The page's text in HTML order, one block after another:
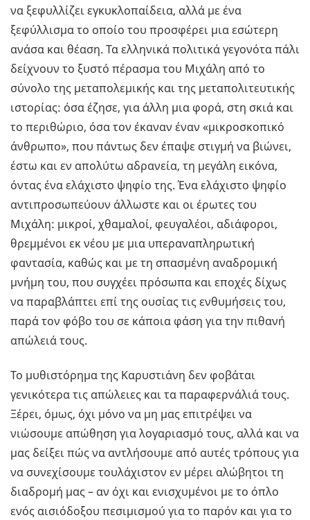
να ξεφυλλίζει εγκυκλοπαίδεια, αλλά με ένα
ξεφύλλισμα το οποίο του προσφέρει μια εσώτερη
ανάσα και θέαση. Τα ελληνικά πολιτικά γεγονότα πάλι
δείχνουν το ξυστό πέρασμα του Μιχάλη από το
σύνολο της μεταπολεμικής και της μεταπολιτευτικής
ιστορίας: όσα έζησε, για άλλη μια φορά, στη σκιά και
το περιθώριο, όσα τον έκαναν έναν «μικροσκοπικό
άνθρωπο», που πάντως δεν έπαψε στιγμή να βιώνει,
έστω και εν απολύτω αδρανεία, τη μεγάλη εικόνα,
όντας ένα ελάχιστο ψηφίο της. Ένα ελάχιστο ψηφίο
αντιπροσωπεύουν άλλωστε και οι έρωτες του
Μιχάλη: μικροί, χθαμαλοί, φευγαλέοι, αδιάφοροι,
θρεμμένοι εκ νέου με μια υπεραναπληρωτική
φαντασία, καθώς και με τη σπασμένη αναδρομική
μνήμη του, που συγχέει πρόσωπα και εποχές δίχως
να παραβλάπτει επί της ουσίας τις ενθυμήσεις του,
παρά τον φόβο του σε κάποια φάση για την πιθανή
απώλειά τους.
Το μυθιστόρημα της Καρυστιάνη δεν φοβάται
γενικότερα τις απώλειες και τα παραφερνάλιά τους.
Ξέρει, όμως, όχι μόνο να μη μας επιτρέψει να
νιώσουμε απώθηση για λογαριασμό τους, αλλά και να
μας δείξει πώς να αντλήσουμε από αυτές τρόπους για
να συνεχίσουμε τουλάχιστον εν μέρει αλώβητοι τη
διαδρομή μας – αν όχι και ενισχυμένοι με το όπλο
ενός αισιόδοξου πεσιμισμού για το παρόν και για το